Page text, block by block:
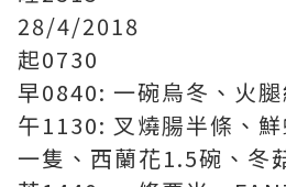
28/4/2018
起0730
早0840: 一碗烏冬、火
午1130: 叉燒腸半條、
一隻、西蘭花1.5碗、冬